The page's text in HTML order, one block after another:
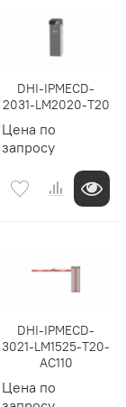
DHI-IPMECD-
2031-LM2020-T20
Цена по
запросу
DHI-IPMECD-
3021-LM1525-T20-
AC110
Цена по